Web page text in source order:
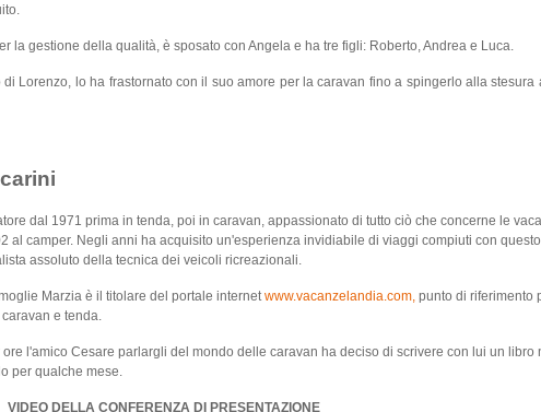
la gestione della qualità, è sposato con Angela e ha tre figli: Roberto, Andrea e Luca.
Lorenzo, lo ha frastornato con il suo amore per la caravan fino a spingerlo alla stesura
dal 1971 prima in tenda, poi in caravan, appassionato di tutto ciò che concerne le
al camper. Negli anni ha acquisito un'esperienza invidiabile di viaggi compiuti con
assoluto della tecnica dei veicoli ricreazionali.
Marzia è il titolare del portale internetwww.vacanzelandia.com, punto di riferimento
e tenda.
ore l'amico Cesare parlargli del mondo delle caravan ha deciso di scrivere con lui un libro
per qualche mese.
VIDEO DELLA CONFERENZA DI PRESENTAZIONE